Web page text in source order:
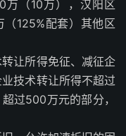
万（10万），汉阳区
125%配套）其他区
转让所得免征、减征企
技术转让所得不超过
过500万元的部分，